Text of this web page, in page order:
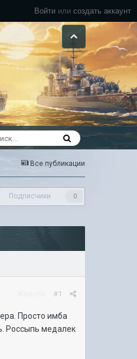
Войти или создать аккаунт
Все публикации
Подписчики 0
#1
Просто имба
Россыпь медалек